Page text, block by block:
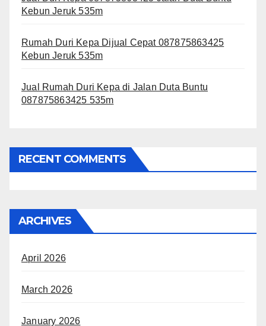
Kebun Jeruk 535m
Rumah Duri Kepa Dijual Cepat 087875863425
Kebun Jeruk 535m
Jual Rumah Duri Kepa di Jalan Duta Buntu
087875863425 535m
RECENT COMMENTS
ARCHIVES
April 2026
March 2026
January 2026